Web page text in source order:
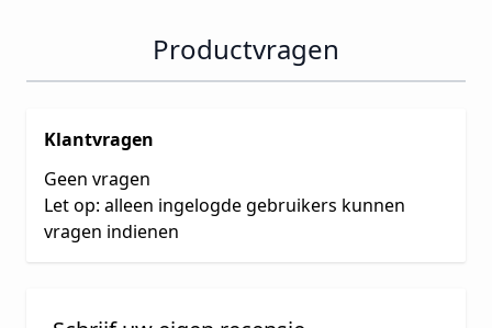
Productvragen
Klantvragen
Geen vragen
Let op: alleen ingelogde gebruikers kunnen
vragen indienen